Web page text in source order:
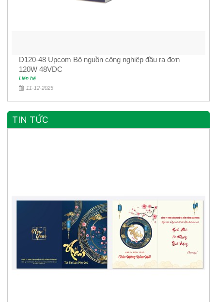
D120-48 Upcom Bộ nguồn công nghiệp đầu ra đơn
120W 48VDC
Liên hệ
11-12-2025
TIN TỨC